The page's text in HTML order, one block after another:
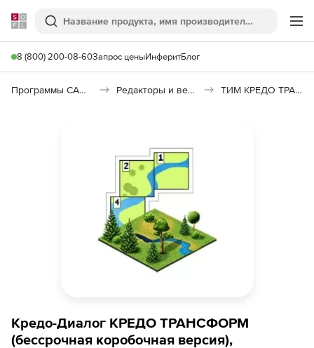
Softline
Поиск
8 (800) 200-08-60Запрос ценыИнферитБлог
Программы САПР и ГИС Редакторы и векторизаторы ТИМ КРЕДО ТРАНСФОРМ
Кредо-Диалог КРЕДО ТРАНСФОРМ
(бессрочная коробочная версия),